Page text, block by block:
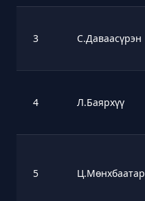
3 С.Даваасүрэн
4 Л.Баярхүү
5 Ц.Мөнхбаатар